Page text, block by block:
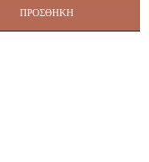
ΠΡΟΣΘΉΚΗ